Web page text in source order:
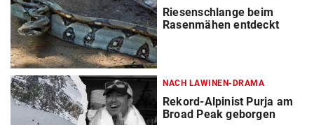
Riesenschlange beim
Rasenmähen entdeckt
NACH LAWINEN-DRAMA
Rekord-Alpinist Purja am
Broad Peak geborgen